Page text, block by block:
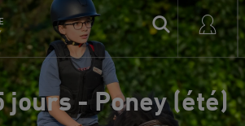
jours - Poney (été)